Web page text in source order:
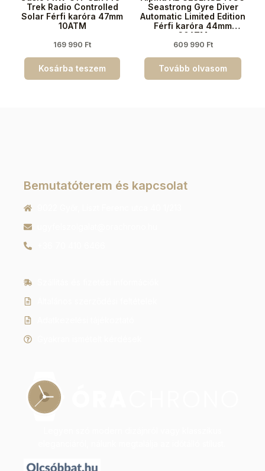
Trek Radio Controlled
Solar Férfi karóra 47mm
10ATM
169 990 Ft
Kosárba teszem
Seastrong Gyre Diver
Automatic Limited Edition
Férfi karóra 44mm
30ATM
609 990 Ft
Tovább olvasom
Bemutatóterem és kapcsolat